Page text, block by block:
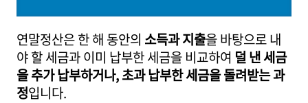
연말정산은 한 해 동안의 소득과 지출을 바탕으로 내
야 할 세금과 이미 납부한 세금을 비교하여 덜 낸 세금
을 추가 납부하거나, 초과 납부한 세금을 돌려받는 과
정입니다.